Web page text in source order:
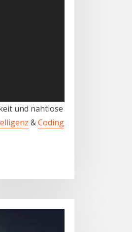
und nahtlose
&Coding